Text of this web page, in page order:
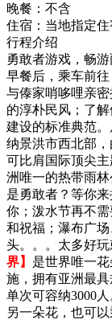
晚餐： 不含
住宿： 当地指定住
行程介绍
勇敢者游戏，畅
早餐后，乘车前往
与傣家哨哆哩亲
的淳朴民风；了
建设的标准典范
纳景洪市西北部，
可比肩国际顶尖
洲唯一的热带雨
是勇敢者？等你
你；泼水节再不
和祝福；瀑布广
头。。。太多好玩
界】 是世界唯一
施，拥有亚洲最
单次可容纳3000
另一朵花，也可